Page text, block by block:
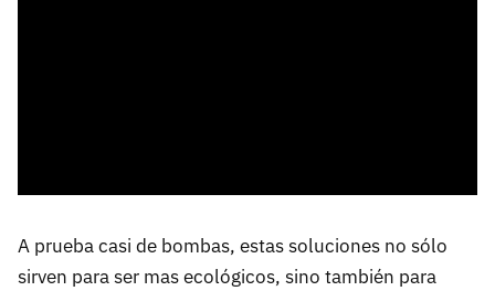
A prueba casi de bombas, estas soluciones no sólo
sirven para ser mas ecológicos, sino también para